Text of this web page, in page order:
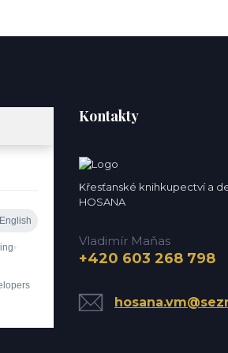
Kontakty
Křesťanské knihkupectví a
HOSANA
Vladimír Maňas
+420 603 268 798